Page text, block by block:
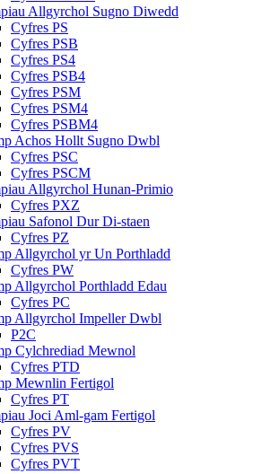
Allgyrchol Sugno Diwedd
Cyfres PS
Cyfres PSB
Cyfres PS4
Cyfres PSB4
Cyfres PSM
Cyfres PSM4
Cyfres PSBM4
Achos Hollt Sugno Dwbl
Cyfres PSC
Cyfres PSCM
Allgyrchol Hunan-Primio
Cyfres PXZ
Safonol Dur Di-staen
Cyfres PZ
Allgyrchol yr Un Porthladd
Cyfres PW
Allgyrchol Porthladd Edau
Cyfres PC
Allgyrchol Impeller Dwbl
P2C
Cylchrediad Mewnol
Cyfres PTD
Mewnlin Fertigol
Cyfres PT
Joci Aml-gam Fertigol
Cyfres PV
Cyfres PVS
Cyfres PVT